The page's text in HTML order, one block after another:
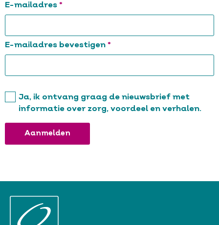
E-
mailadres
E-mailadres Verplicht
E-mailadres bevestigen Verplicht
Ja, ik ontvang graag de nieuwsbrief met
informatie over zorg, voordeel en verhalen.